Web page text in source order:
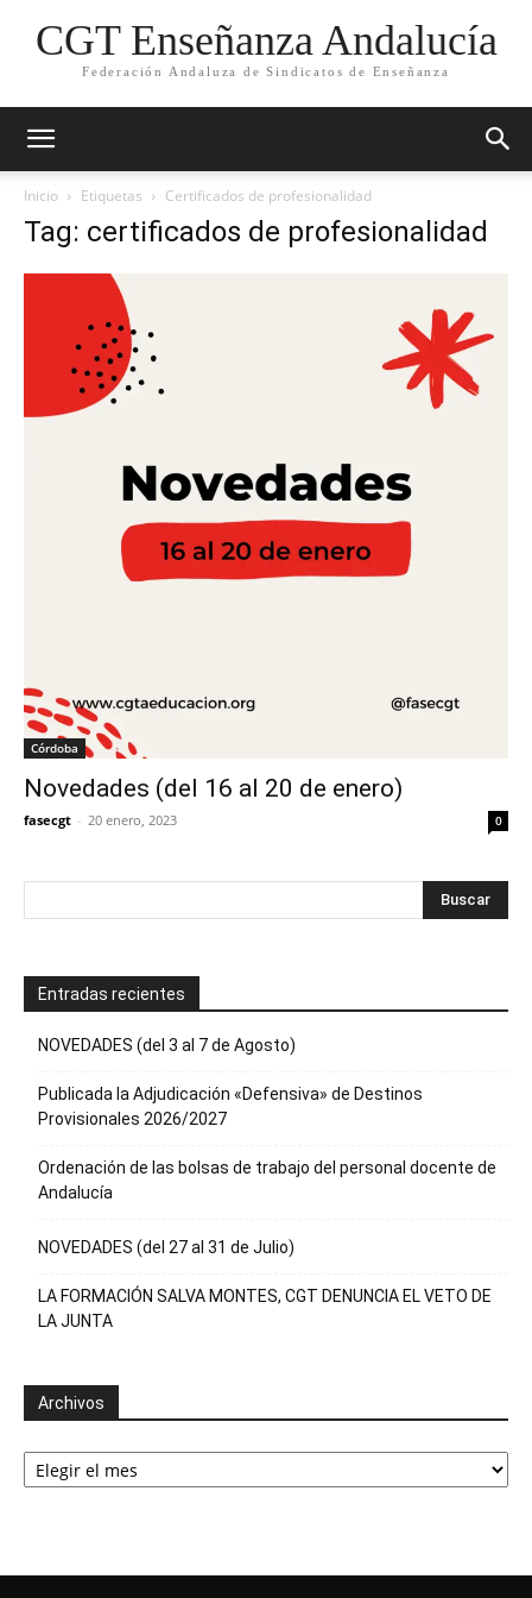
CGT Enseñanza Andalucía
Federación Andaluza de Sindicatos de Enseñanza
Inicio Etiquetas Certificados de profesionalidad
Tag: certificados de profesionalidad
Córdoba
Novedades (del 16 al 20 de enero)
fasecgt - 20 enero, 2023 0
Entradas recientes
NOVEDADES (del 3 al 7 de Agosto)
Publicada la Adjudicación «Defensiva» de Destinos
Provisionales 2026/2027
Ordenación de las bolsas de trabajo del personal docente de
Andalucía
NOVEDADES (del 27 al 31 de Julio)
LA FORMACIÓN SALVA MONTES, CGT DENUNCIA EL VETO DE
LA JUNTA
Archivos
Archivos